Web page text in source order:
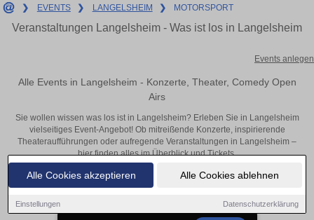
Alle Cookies akzeptieren Alle Cookies ablehnen
Einstellungen Datenschutzerklärung
❯ EVENTS ❯ LANGELSHEIM ❯ MOTORSPORT
Veranstaltungen Langelsheim - Was ist los in Langelsheim
Events anlegen
Alle Events in Langelsheim - Konzerte, Theater, Comedy Open
Airs
Sie wollen wissen was los ist in Langelsheim? Erleben Sie in Langelsheim
vielseitiges Event-Angebot! Ob mitreißende Konzerte, inspirierende
Theateraufführungen oder aufregende Veranstaltungen in Langelsheim –
hier finden alles im Überblick und Tickets.